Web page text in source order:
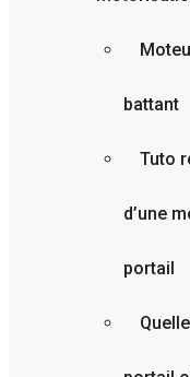
battant
Tuto
d’une
portail